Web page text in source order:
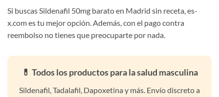
Si buscas Sildenafil 50mg barato en Madrid sin receta, es-
x.com es tu mejor opción. Además, con el pago contra
reembolso no tienes que preocuparte por nada.
💊 Todos los productos para la salud masculina
Sildenafil, Tadalafil, Dapoxetina y más. Envío discreto a